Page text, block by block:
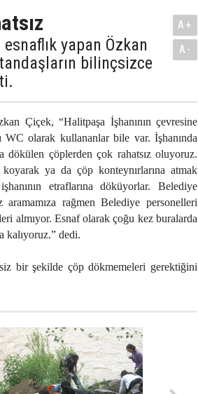
yapan Özkan
bilinçsizce
A+
A-
Çiçek, “Halitpaşa İşhanının çevresine
WC olarak kullananlar bile var. İşhanında
dökülen çöplerden çok rahatsız oluyoruz.
ya da çöp konteynırlarına atmak
etraflarına döküyorlar. Belediye
rağmen Belediye personelleri
almıyor. Esnaf olarak çoğu kez buralarda
kalıyoruz.” dedi.
bir şekilde çöp dökmemeleri gerektiğini